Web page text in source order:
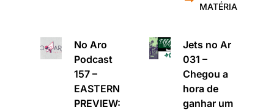
MATÉRIA
No Aro
Podcast
157 –
EASTERN
PREVIEW:
Jets no Ar
031 –
Chegou a
hora de
ganhar um